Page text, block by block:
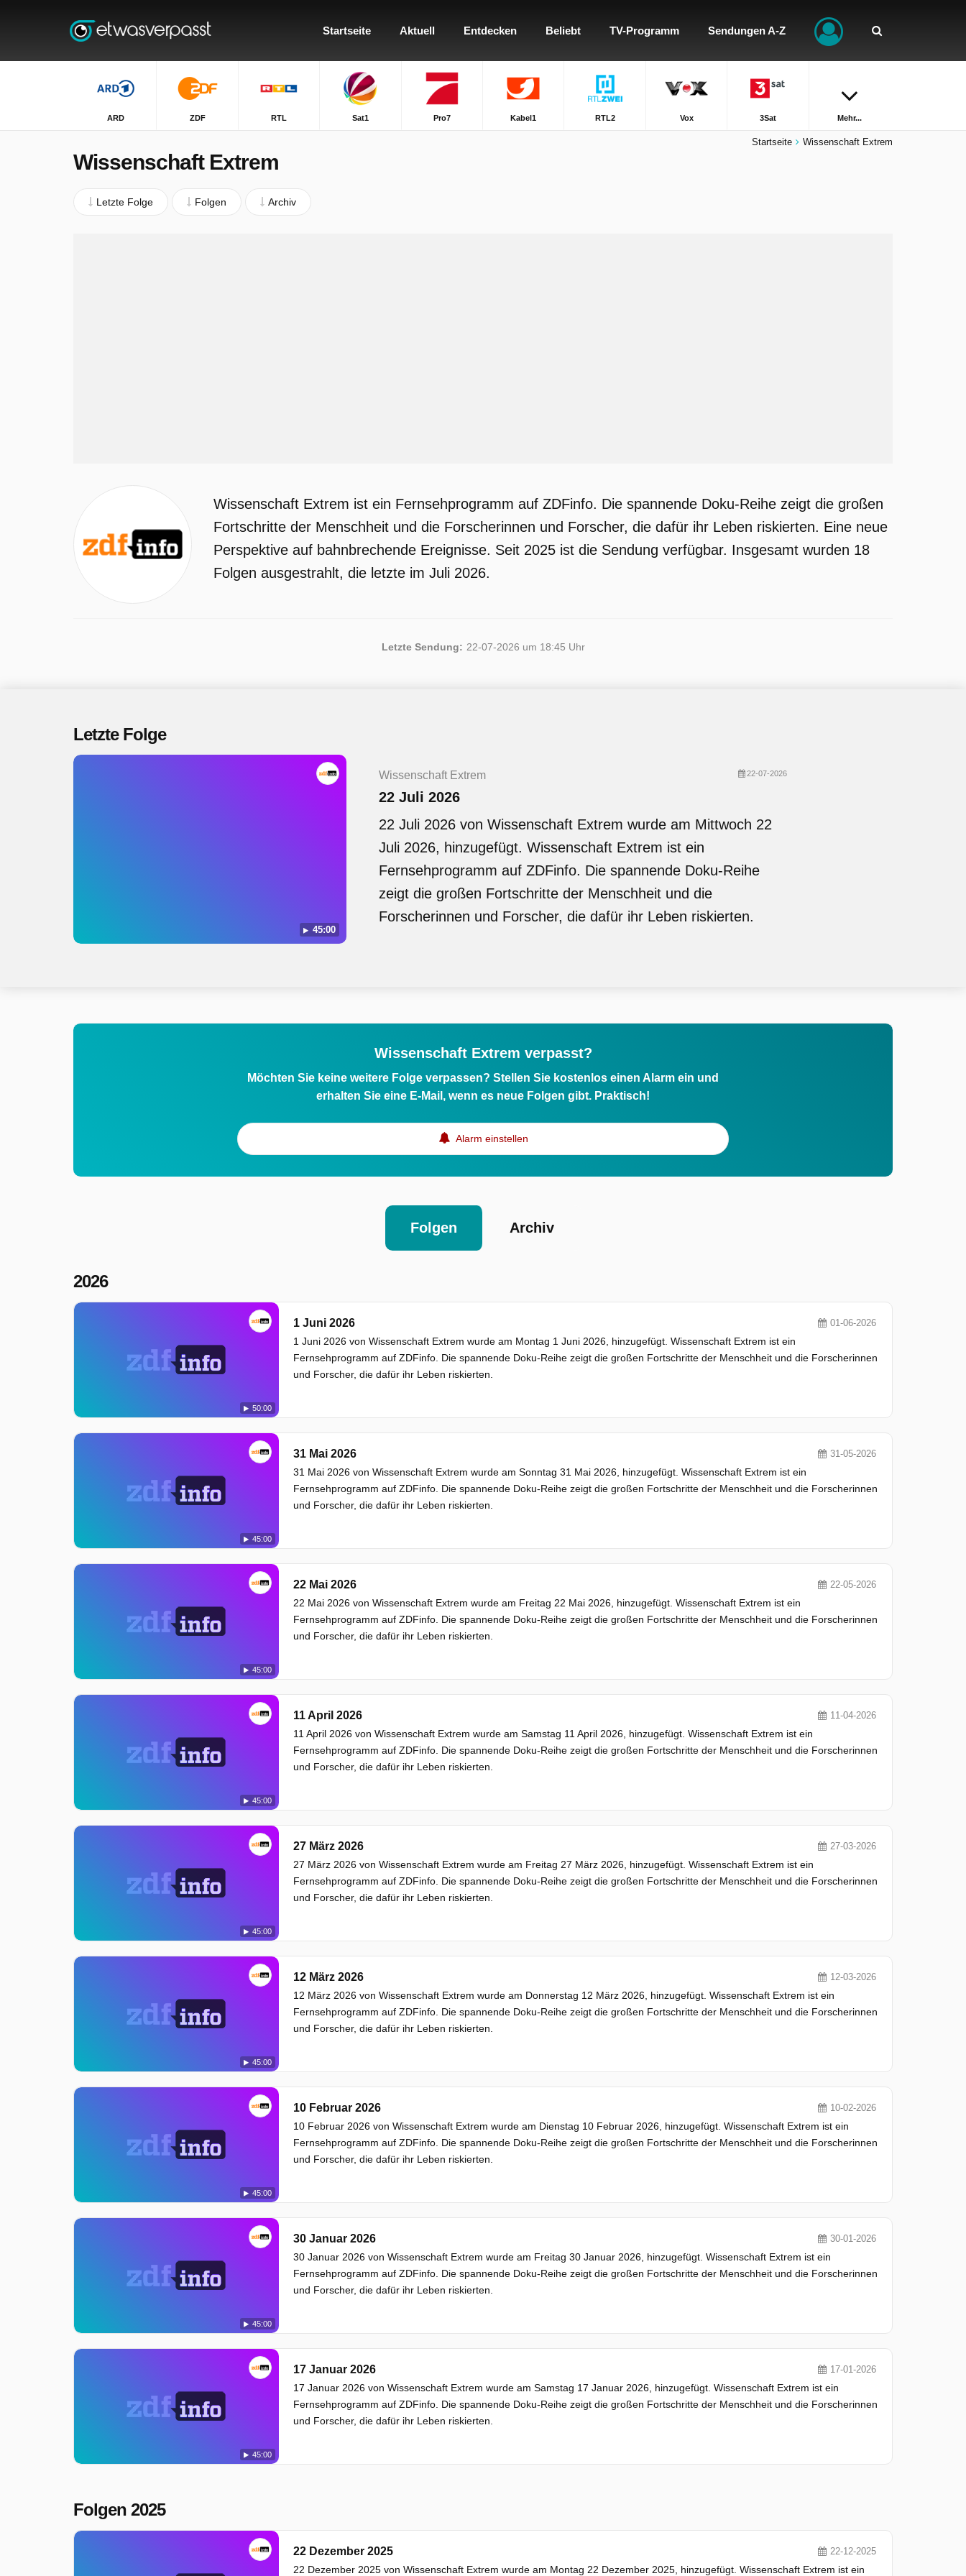
Startseite Aktuell Entdecken Beliebt TV-Programm Sendungen A-Z
ARD ZDF RTL Sat1 Pro7 Kabel1 RTL2 Vox 3Sat Mehr...
Startseite Wissenschaft Extrem
Wissenschaft Extrem
Letzte Folge Folgen Archiv
Wissenschaft Extrem ist ein Fernsehprogramm auf ZDFinfo. Die spannende Doku-Reihe zeigt die großen
Fortschritte der Menschheit und die Forscherinnen und Forscher, die dafür ihr Leben riskierten. Eine neue
Perspektive auf bahnbrechende Ereignisse. Seit 2025 ist die Sendung verfügbar. Insgesamt wurden 18
Folgen ausgestrahlt, die letzte im Juli 2026.
Letzte Sendung: 22-07-2026 um 18:45 Uhr
Letzte Folge
45:00
Wissenschaft Extrem 22-07-2026
22 Juli 2026
22 Juli 2026 von Wissenschaft Extrem wurde am Mittwoch 22
Juli 2026, hinzugefügt. Wissenschaft Extrem ist ein
Fernsehprogramm auf ZDFinfo. Die spannende Doku-Reihe
zeigt die großen Fortschritte der Menschheit und die
Forscherinnen und Forscher, die dafür ihr Leben riskierten.
Wissenschaft Extrem verpasst?
Möchten Sie keine weitere Folge verpassen? Stellen Sie kostenlos einen Alarm ein und
erhalten Sie eine E-Mail, wenn es neue Folgen gibt. Praktisch!
Alarm einstellen
Folgen Archiv
2026
50:00
1 Juni 2026 01-06-2026
1 Juni 2026 von Wissenschaft Extrem wurde am Montag 1 Juni 2026, hinzugefügt. Wissenschaft Extrem ist ein
Fernsehprogramm auf ZDFinfo. Die spannende Doku-Reihe zeigt die großen Fortschritte der Menschheit und die Forscherinnen
und Forscher, die dafür ihr Leben riskierten.
45:00
31 Mai 2026 31-05-2026
31 Mai 2026 von Wissenschaft Extrem wurde am Sonntag 31 Mai 2026, hinzugefügt. Wissenschaft Extrem ist ein
Fernsehprogramm auf ZDFinfo. Die spannende Doku-Reihe zeigt die großen Fortschritte der Menschheit und die Forscherinnen
und Forscher, die dafür ihr Leben riskierten.
45:00
22 Mai 2026 22-05-2026
22 Mai 2026 von Wissenschaft Extrem wurde am Freitag 22 Mai 2026, hinzugefügt. Wissenschaft Extrem ist ein
Fernsehprogramm auf ZDFinfo. Die spannende Doku-Reihe zeigt die großen Fortschritte der Menschheit und die Forscherinnen
und Forscher, die dafür ihr Leben riskierten.
45:00
11 April 2026 11-04-2026
11 April 2026 von Wissenschaft Extrem wurde am Samstag 11 April 2026, hinzugefügt. Wissenschaft Extrem ist ein
Fernsehprogramm auf ZDFinfo. Die spannende Doku-Reihe zeigt die großen Fortschritte der Menschheit und die Forscherinnen
und Forscher, die dafür ihr Leben riskierten.
45:00
27 März 2026 27-03-2026
27 März 2026 von Wissenschaft Extrem wurde am Freitag 27 März 2026, hinzugefügt. Wissenschaft Extrem ist ein
Fernsehprogramm auf ZDFinfo. Die spannende Doku-Reihe zeigt die großen Fortschritte der Menschheit und die Forscherinnen
und Forscher, die dafür ihr Leben riskierten.
45:00
12 März 2026 12-03-2026
12 März 2026 von Wissenschaft Extrem wurde am Donnerstag 12 März 2026, hinzugefügt. Wissenschaft Extrem ist ein
Fernsehprogramm auf ZDFinfo. Die spannende Doku-Reihe zeigt die großen Fortschritte der Menschheit und die Forscherinnen
und Forscher, die dafür ihr Leben riskierten.
45:00
10 Februar 2026 10-02-2026
10 Februar 2026 von Wissenschaft Extrem wurde am Dienstag 10 Februar 2026, hinzugefügt. Wissenschaft Extrem ist ein
Fernsehprogramm auf ZDFinfo. Die spannende Doku-Reihe zeigt die großen Fortschritte der Menschheit und die Forscherinnen
und Forscher, die dafür ihr Leben riskierten.
45:00
30 Januar 2026 30-01-2026
30 Januar 2026 von Wissenschaft Extrem wurde am Freitag 30 Januar 2026, hinzugefügt. Wissenschaft Extrem ist ein
Fernsehprogramm auf ZDFinfo. Die spannende Doku-Reihe zeigt die großen Fortschritte der Menschheit und die Forscherinnen
und Forscher, die dafür ihr Leben riskierten.
45:00
17 Januar 2026 17-01-2026
17 Januar 2026 von Wissenschaft Extrem wurde am Samstag 17 Januar 2026, hinzugefügt. Wissenschaft Extrem ist ein
Fernsehprogramm auf ZDFinfo. Die spannende Doku-Reihe zeigt die großen Fortschritte der Menschheit und die Forscherinnen
und Forscher, die dafür ihr Leben riskierten.
Folgen 2025
22 Dezember 2025 22-12-2025
22 Dezember 2025 von Wissenschaft Extrem wurde am Montag 22 Dezember 2025, hinzugefügt. Wissenschaft Extrem ist ein